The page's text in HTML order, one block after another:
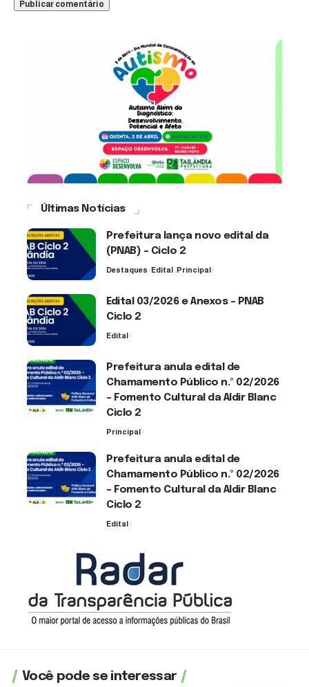
Últimas Notícias
Prefeitura lança novo edital da
(PNAB) – Ciclo 2
Destaques Edital Principal
Edital 03/2026 e Anexos – PNAB
Ciclo 2
Edital
Prefeitura anula edital de
Chamamento Público n.º 02/2026
– Fomento Cultural da Aldir Blanc
Ciclo 2
Principal
Prefeitura anula edital de
Chamamento Público n.º 02/2026
– Fomento Cultural da Aldir Blanc
Ciclo 2
Edital
Você pode se interessar